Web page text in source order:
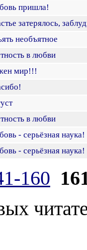
пришла!
затерялось,
необъятное
в любви
мир!!!
в любви
- серьёзная наука!
- серьёзная наука!
160